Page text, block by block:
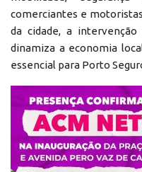
comerciantes e
da cidade, a
dinamiza a economia
essencial para Porto